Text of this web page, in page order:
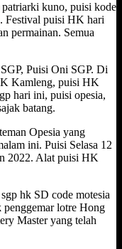
kuno, puisi kode
. Festival puisi HK hari
permainan. Semua
Puisi Oni SGP. Di
Kamleng, puisi HK
hari ini, puisi opesia,
batang.
Opesia yang
ini. Puisi Selasa 12
2022. Alat puisi HK
hk SD code motesia
lotre Hong
Master yang telah